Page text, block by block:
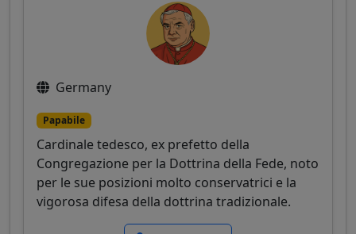
Germany
Papabile
Cardinale tedesco, ex prefetto della
Congregazione per la Dottrina della Fede, noto
per le sue posizioni molto conservatrici e la
vigorosa difesa della dottrina tradizionale.